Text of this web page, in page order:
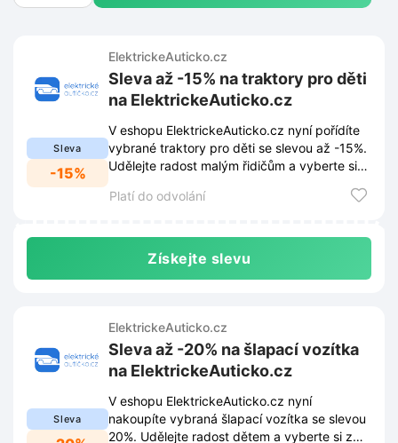
Sleva
-15%
ElektrickeAuticko.cz
Sleva až -15% na traktory pro děti
na ElektrickeAuticko.cz
V eshopu ElektrickeAuticko.cz nyní pořídíte
vybrané traktory pro děti se slevou až -15%.
Udělejte radost malým řidičům a vyberte si
Platí do odvolání
Získejte slevu
Sleva
ElektrickeAuticko.cz
Sleva až -20% na šlapací vozítka
na ElektrickeAuticko.cz
V eshopu ElektrickeAuticko.cz nyní
nakoupíte vybraná šlapací vozítka se slevou
20%. Udělejte radost dětem a vyberte si z